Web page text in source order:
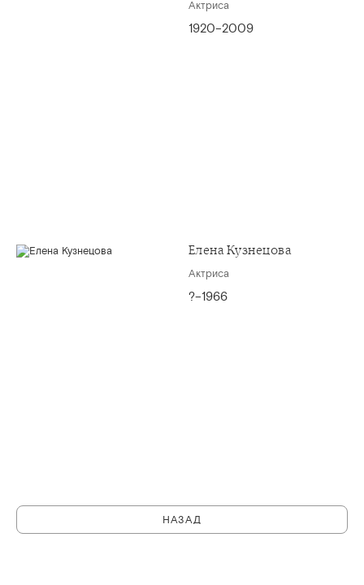
Актриса
1920–2009
Елена Кузнецова
Актриса
?–1966
НАЗАД